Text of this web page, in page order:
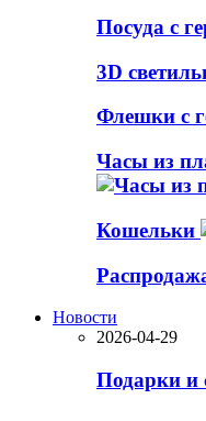
Посуда с
3D
Флешки с
Часы из
Кошельки
Новости
2026-04-29
Подарки и